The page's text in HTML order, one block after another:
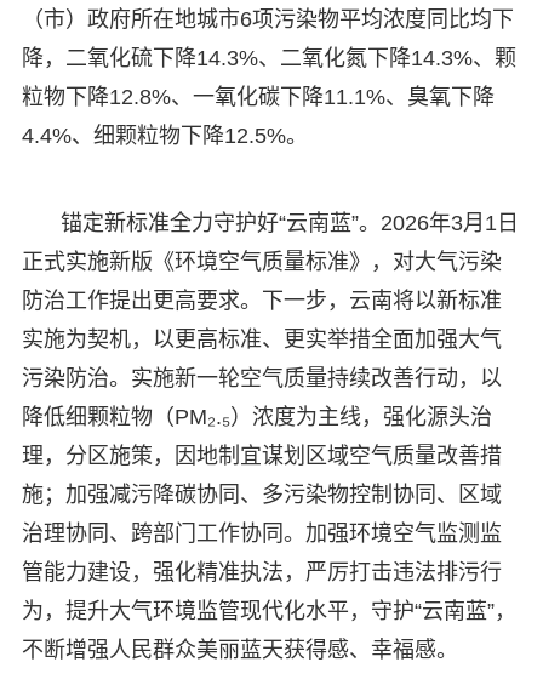
（市）政府所在地城市6项污染物平均浓度同比均下
降，二氧化硫下降14.3%、二氧化氮下降14.3%、颗
粒物下降12.8%、一氧化碳下降11.1%、臭氧下降
4.4%、细颗粒物下降12.5%。
锚定新标准全力守护好“云南蓝”。2026年3月1日
正式实施新版《环境空气质量标准》，对大气污染
防治工作提出更高要求。下一步，云南将以新标准
实施为契机，以更高标准、更实举措全面加强大气
污染防治。实施新一轮空气质量持续改善行动，以
降低细颗粒物（PM₂.₅）浓度为主线，强化源头治
理，分区施策，因地制宜谋划区域空气质量改善措
施；加强减污降碳协同、多污染物控制协同、区域
治理协同、跨部门工作协同。加强环境空气监测监
管能力建设，强化精准执法，严厉打击违法排污行
为，提升大气环境监管现代化水平，守护“云南蓝”，
不断增强人民群众美丽蓝天获得感、幸福感。